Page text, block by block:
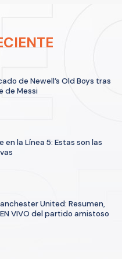
de Newell’s Old Boys tras
de Messi
la Línea 5: Estas son las
United: Resumen,
VIVO del partido amistoso